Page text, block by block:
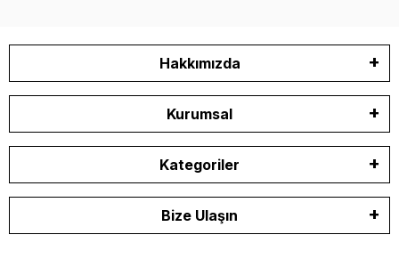
Hakkımızda
Kurumsal
Kategoriler
Bize Ulaşın